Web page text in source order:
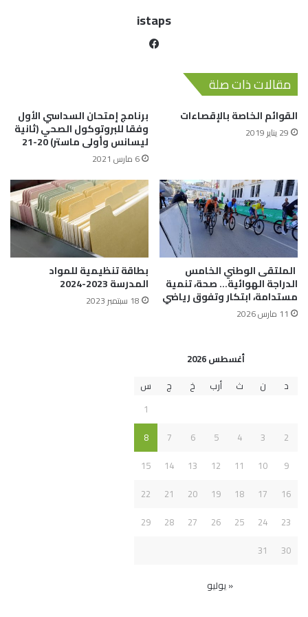
istaps
مقالات ذات صلة
القوائم الخاصة بالإقصاءات
29 يناير 2019
برنامج إمتحان السداسي الأول
وفقا للبروتوكول الصحي (ثانية
ليسانس وأولى ماستر) 20-21
6 مارس 2021
الملتقى الوطني الخامس
الدراجة الهوائية… صحة، تنمية
مستدامة، ابتكار وتفوق رياضي
11 مارس 2026
بطاقة تنظيمية للمواد
المدرسة 2023-2024
18 سبتمبر 2023
أغسطس 2026
د
ن ث أرب خ ج
س
1
2
3
4
5
6
7
8
9
10
11
12
13
14
15
16
17
18
19
20
21
22
23
24
25
26
27
28
29
30
31
« يوليو